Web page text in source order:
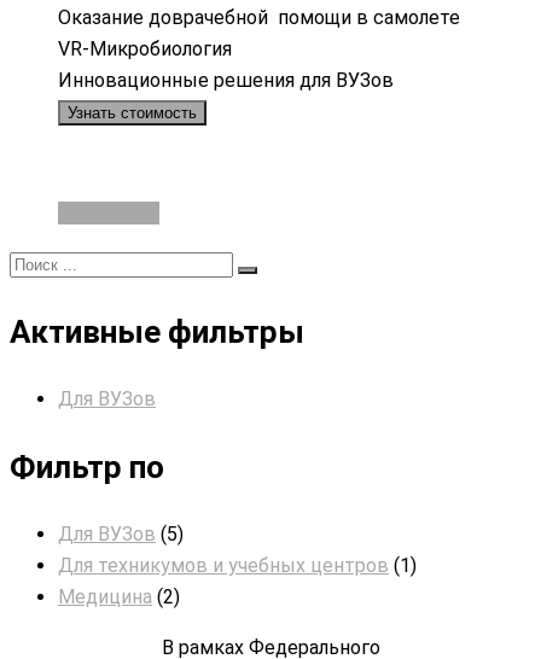
Оказание доврачебной помощи в самолете
VR-Микробиология
Инновационные решения для ВУЗов
Узнать стоимость
Активные фильтры
Для ВУЗов
Фильтр по
Для ВУЗов (5)
Для техникумов и учебных центров (1)
Медицина (2)
В рамках Федерального